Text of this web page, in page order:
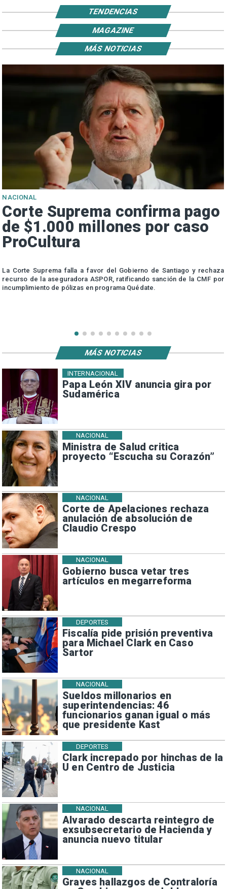
TENDENCIAS
MAGAZINE
NACIONAL
Corte Suprema confirma pago
de $1.000 millones por caso
ProCultura
La Corte Suprema falla a favor del Gobierno de Santiago y rechaza
recurso de la aseguradora ASPOR, ratificando sanción de la CMF por
incumplimiento de pólizas en programa Quédate.
MÁS NOTICIAS
Papa León XIV anuncia gira por
Sudamérica
INTERNACIONAL
Ministra de Salud critica
proyecto “Escucha su Corazón”
NACIONAL
Corte de Apelaciones rechaza
anulación de absolución de
Claudio Crespo
NACIONAL
Gobierno busca vetar tres
artículos en megarreforma
NACIONAL
Fiscalía pide prisión preventiva
para Michael Clark en Caso
Sartor
DEPORTES
Sueldos millonarios en
superintendencias: 46
funcionarios ganan igual o más
que presidente Kast
NACIONAL
Clark increpado por hinchas de la
U en Centro de Justicia
DEPORTES
Alvarado descarta reintegro de
exsubsecretario de Hacienda y
anuncia nuevo titular
NACIONAL
Graves hallazgos de Contraloría
NACIONAL
MÁS NOTICIAS